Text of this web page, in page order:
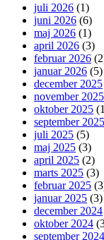
juli 2026 (1)
juni 2026 (6)
maj 2026 (1)
april 2026 (3)
februar 2026
januar 2026 (5)
december 2025
november 2025
oktober 2025
september 2025
juli 2025 (5)
maj 2025 (3)
april 2025 (2)
marts 2025 (3)
februar 2025
januar 2025 (3)
december 2024
oktober 2024
september 2024